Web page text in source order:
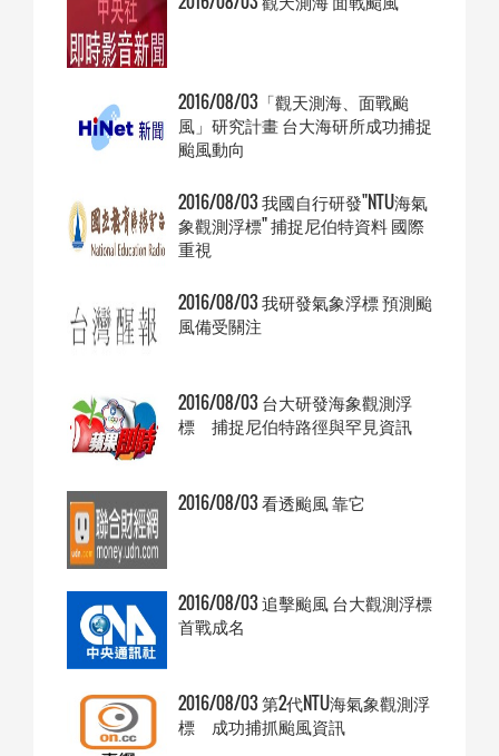
2016/08/03「觀天測海、面戰颱
風」研究計畫 台大海研所成功捕捉
颱風動向
2016/08/03 我國自行研發"NTU海氣
象觀測浮標" 捕捉尼伯特資料 國際
重視
2016/08/03 我研發氣象浮標 預測颱
風備受關注
2016/08/03 台大研發海象觀測浮
標 捕捉尼伯特路徑與罕見資訊
2016/08/03 看透颱風 靠它
2016/08/03 追擊颱風 台大觀測浮標
首戰成名
2016/08/03 第2代NTU海氣象觀測浮
標 成功捕抓颱風資訊